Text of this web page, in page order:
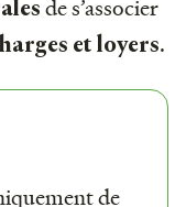
de s’associer
et loyers.
de